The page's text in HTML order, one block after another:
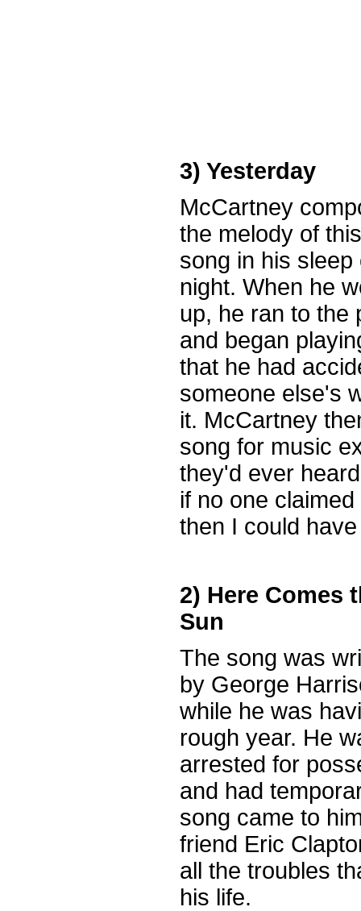
3) Yesterday
McCartney
the melody of this
song in his sleep
night. When he
up, he ran to the
and began
that he had
someone else's
it. McCartney
song for music
they'd ever
if no one
then I could
2) Here Comes
Sun
The song was
by George
while he was
rough year. He
arrested for
and had
song came to
friend Eric
all the troubles
his life.